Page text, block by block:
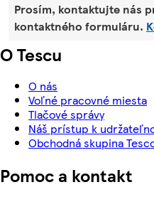
Prosím, kontaktujte nás
kontaktného formuláru.
O Tescu
O nás
Voľné pracovné miesta
Tlačové správy
Náš prístup k
Obchodná skupina
Pomoc a kontakt